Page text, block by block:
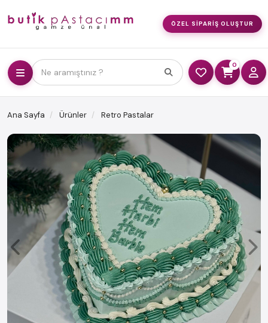
ÖZEL SIPARIŞ OLUŞTUR
Ne aramıştınız ?
0
Ana Sayfa Ürünler Retro Pastalar